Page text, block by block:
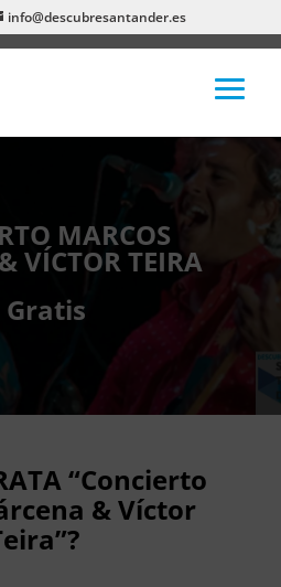
info@descubresantander.es
MARCOS
VÍCTOR TEIRA
Gratis
“Concierto
& Víctor